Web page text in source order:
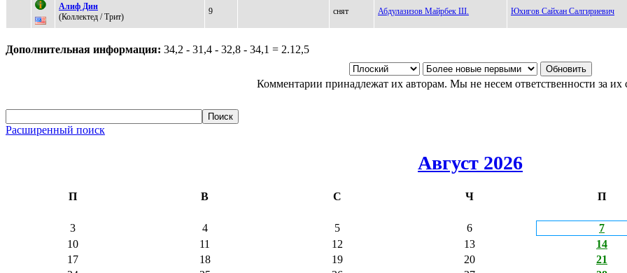
Алиф Дин
(Коллeктeд / Тpит)
9 снят Абдулазизов Майрбек Ш. Юхигов Сайхан Салгириевич
Дополнительная информация: 34,2 - 31,4 - 32,8 - 34,1 = 2.12,5
Комментарии принадлежат их авторам. Мы не несем ответственности за их
Расширенный поиск
Август 2026
П В С Ч П
3
4 5 6 7
10
11 12 13 14
17
18 19 20 21